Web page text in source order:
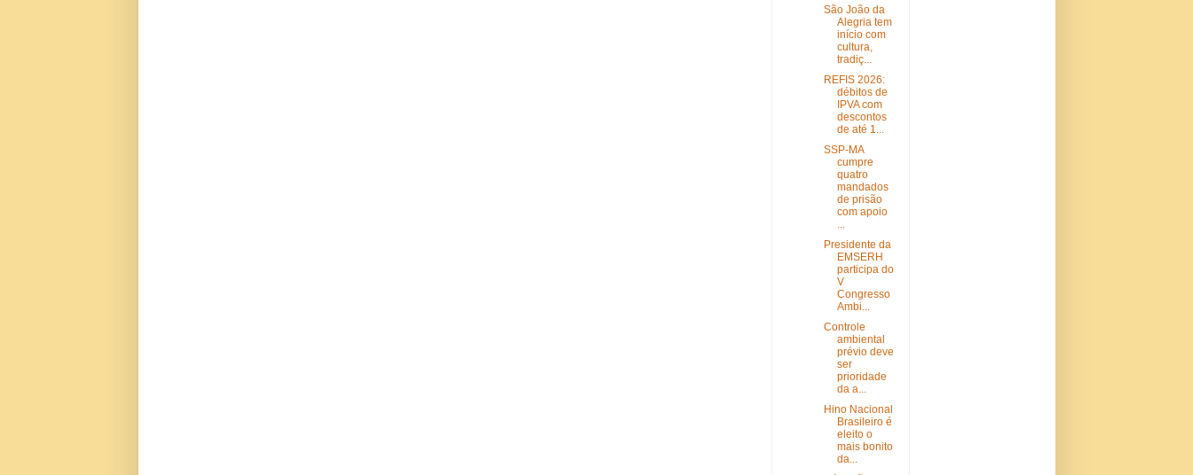
São João da
Alegria tem
início com
cultura,
tradiç...
REFIS 2026:
débitos de
IPVA com
descontos
de até 1...
SSP-MA
cumpre
quatro
mandados
de prisão
com apoio
...
Presidente da
EMSERH
participa do
V
Congresso
Ambi...
Controle
ambiental
prévio deve
ser
prioridade
da a...
Hino Nacional
Brasileiro é
eleito o
mais bonito
da...